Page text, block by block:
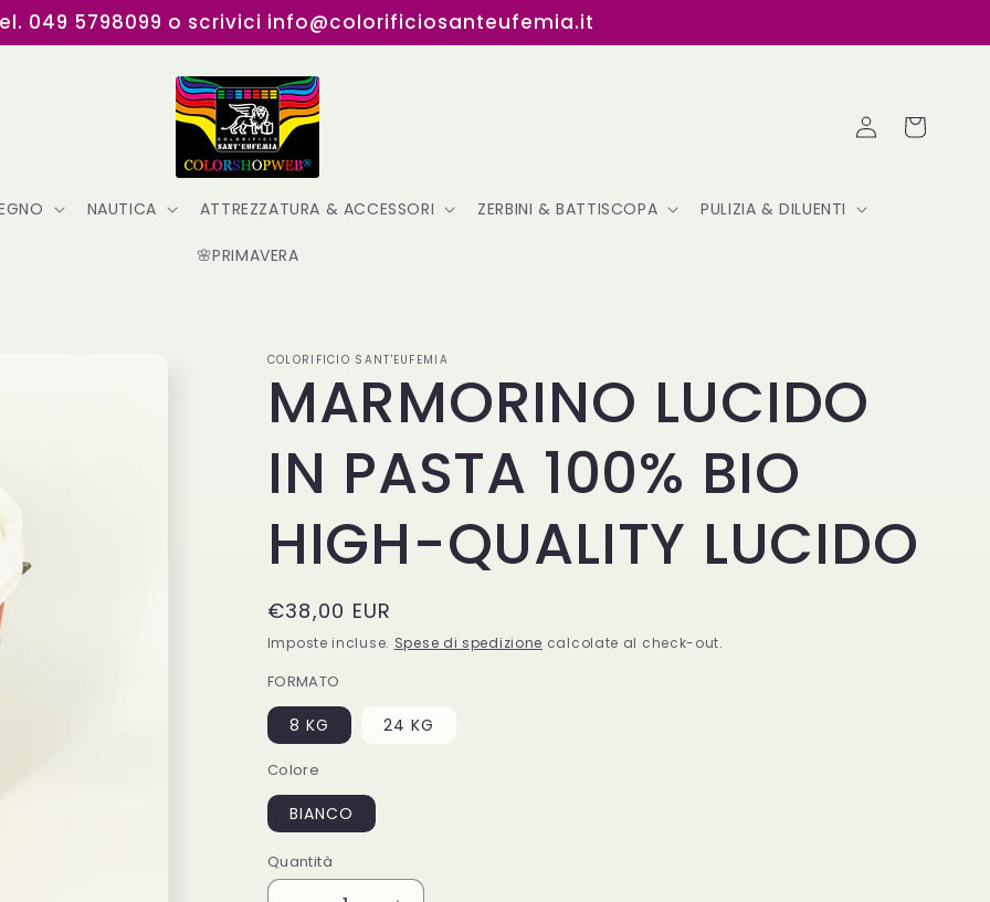
049 5798099 o scrivici info@colorificiosanteufemia.it
NAUTICA ATTREZZATURA & ACCESSORI ZERBINI & BATTISCOPA PULIZIA & DILUENTI
🌸PRIMAVERA
Accedi Carrello
COLORIFICIO SANT'EUFEMIA
MARMORINO LUCIDO
IN PASTA 100% BIO
HIGH-QUALITY LUCIDO
Prezzo
di
listino
€38,00 EUR
Imposte incluse. Spese di spedizione calcolate al check-out.
FORMATO
8 KG 24 KG
Colore
BIANCO
Quantità
Quantità